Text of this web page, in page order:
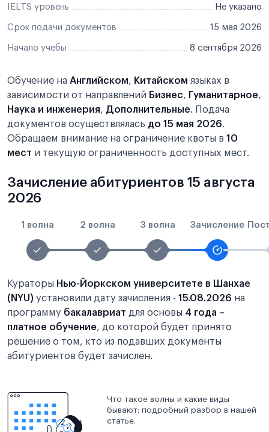
IELTS уровень Не указано
Срок подачи документов 15 мая 2026
Начало учебы 8 сентября 2026
Обучение на Английском, Китайском языках в
зависимости от направлений Бизнес, Гуманитарное,
Наука и инженерия, Дополнительные. Подача
документов осуществлялась до 15 мая 2026.
Обращаем внимание на ограничение квоты в 10
мест и текущую ограниченность доступных мест.
Зачисление абитуриентов 15 августа
2026
1 волна 2 волна 3 волна Зачисление
Кураторы Нью-Йоркском университете в Шанхае
(NYU) установили дату зачисления - 15.08.2026 на
программу бакалавриат для основы 4 года –
платное обучение, до которой будет принято
решение о том, кто из подавших документы
абитуриентов будет зачислен.
Что такое волны и какие виды
бывают: подробный разбор в нашей
статье.